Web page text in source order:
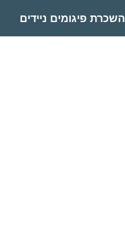
השכרת פיגומים ניידים